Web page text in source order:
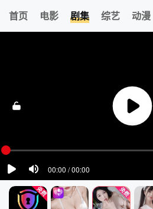
首页 电影 剧集 综艺 动漫
清空